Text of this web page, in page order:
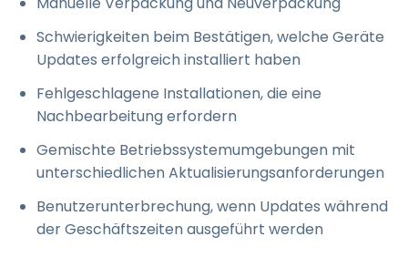
Schwierigkeiten beim Bestätigen, welche Geräte
Updates erfolgreich installiert haben
Fehlgeschlagene Installationen, die eine
Nachbearbeitung erfordern
Gemischte Betriebssystemumgebungen mit
unterschiedlichen Aktualisierungsanforderungen
Benutzerunterbrechung, wenn Updates während
der Geschäftszeiten ausgeführt werden